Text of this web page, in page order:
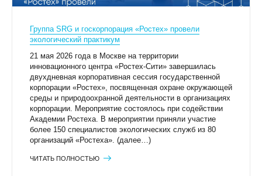
Группа SRG и госкорпорация «Ростех» провели
экологический практикум
21 мая 2026 года в Москве на территории
инновационного центра «Ростех-Сити» завершилась
двухдневная корпоративная сессия государственной
корпорации «Ростех», посвященная охране окружающей
среды и природоохранной деятельности в организациях
корпорации. Мероприятие состоялось при содействии
Академии Ростеха. В мероприятии приняли участие
более 150 специалистов экологических служб из 80
организаций «Ростеха». (далее…)
ЧИТАТЬ ПОЛНОСТЬЮ